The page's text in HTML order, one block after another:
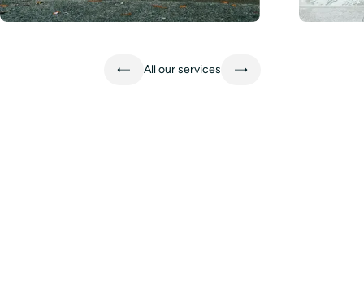
All our services